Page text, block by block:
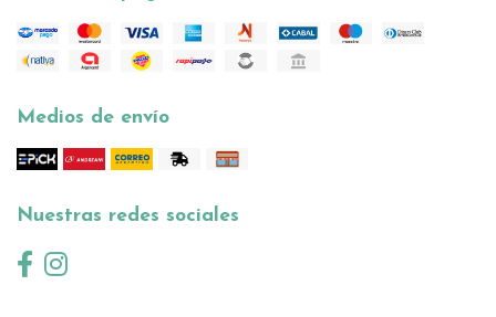
Medios de envío
Nuestras redes sociales